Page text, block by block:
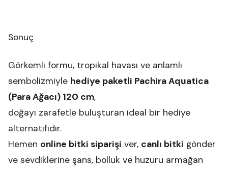
Sonuç
Görkemli formu, tropikal havası ve anlamlı
sembolizmiyle hediye paketli Pachira Aquatica
(Para Ağacı) 120 cm,
doğayı zarafetle buluşturan ideal bir hediye
alternatifidir.
Hemen online bitki siparişi ver, canlı bitki gönder
ve sevdiklerine şans, bolluk ve huzuru armağan